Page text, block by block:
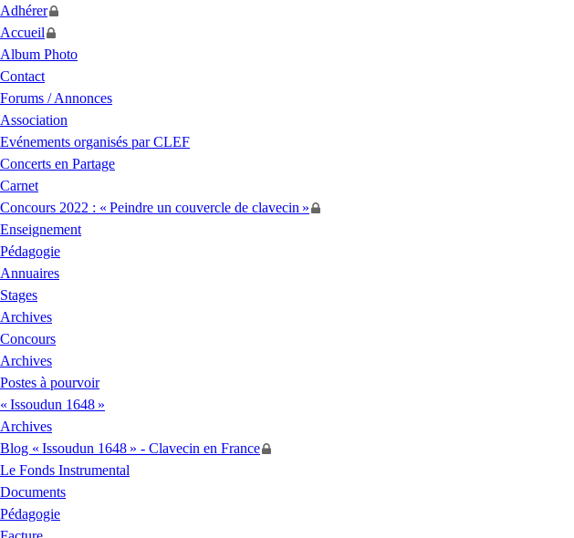
Adhérer
Accueil
Album Photo
Contact
Forums / Annonces
Association
Evénements organisés parCLEF
Concerts en Partage
Carnet
Concours 2022 : « Peindre un couvercle de clavecin »
Enseignement
Pédagogie
Annuaires
Stages
Archives
Concours
Archives
Postes à pourvoir
« Issoudun 1648 »
Archives
Blog « Issoudun 1648 » - Clavecin en France
Le Fonds Instrumental
Documents
Pédagogie